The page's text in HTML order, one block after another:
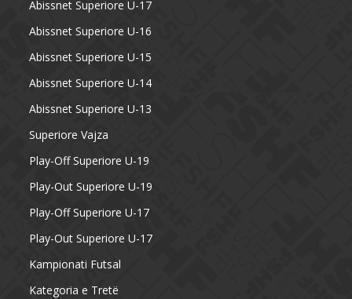
Abissnet Superiore U-17
Abissnet Superiore U-16
Abissnet Superiore U-15
Abissnet Superiore U-14
Abissnet Superiore U-13
Superiore Vajza
Play-Off Superiore U-19
Play-Out Superiore U-19
Play-Off Superiore U-17
Play-Out Superiore U-17
Kampionati Futsal
Kategoria e Tretë